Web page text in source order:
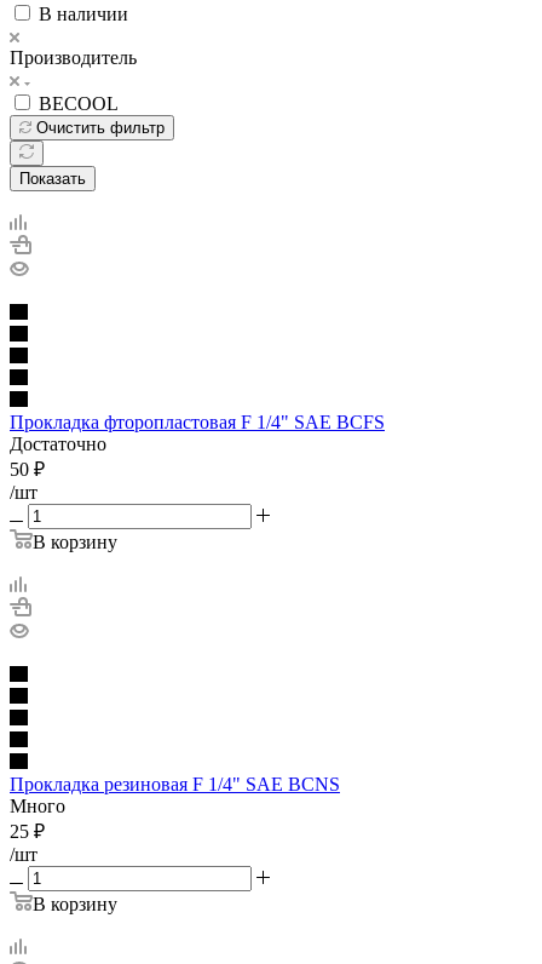
В наличии
Производитель
BECOOL
Очистить фильтр
Показать
Прокладка фторопластовая F 1/4" SAE BCFS
Достаточно
50 ₽
/шт
В корзину
Прокладка резиновая F 1/4" SAE BCNS
Много
25 ₽
/шт
В корзину